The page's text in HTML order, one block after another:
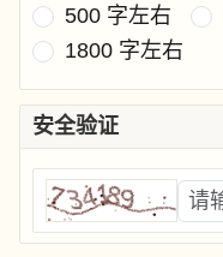
500 字左右
1800 字左右
安全验证